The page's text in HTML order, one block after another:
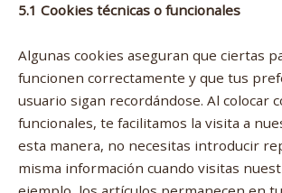
5.1 Cookies técnicas o funcionales
Algunas cookies aseguran que ciertas
funcionen correctamente y que tus
usuario sigan recordándose. Al colocar
funcionales, te facilitamos la visita a
esta manera, no necesitas introducir
misma información cuando visitas